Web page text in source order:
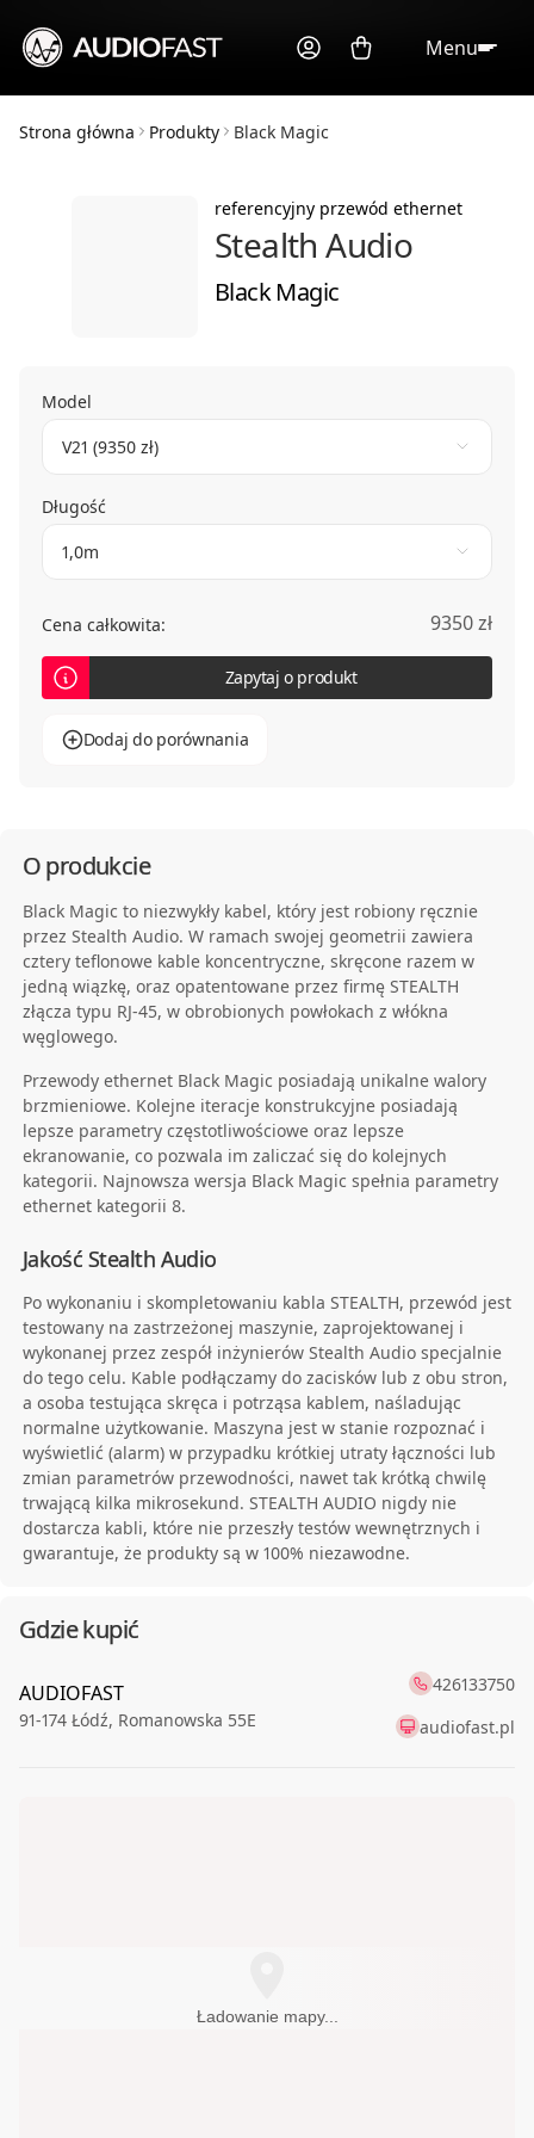
Menu
Strona główna Produkty Black Magic
referencyjny przewód ethernet
Stealth Audio
Black Magic
Model
V21 (9350 zł)
Długość
1,0m
Cena całkowita: 9350 zł
Zapytaj o produkt
Dodaj do porównania
O produkcie
Black Magic to niezwykły kabel, który jest robiony ręcznie
przez Stealth Audio. W ramach swojej geometrii zawiera
cztery teflonowe kable koncentryczne, skręcone razem w
jedną wiązkę, oraz opatentowane przez firmę STEALTH
złącza typu RJ-45, w obrobionych powłokach z włókna
węglowego.
Przewody ethernet Black Magic posiadają unikalne walory
brzmieniowe. Kolejne iteracje konstrukcyjne posiadają
lepsze parametry częstotliwościowe oraz lepsze
ekranowanie, co pozwala im zaliczać się do kolejnych
kategorii. Najnowsza wersja Black Magic spełnia parametry
ethernet kategorii 8.
Jakość Stealth Audio
Po wykonaniu i skompletowaniu kabla STEALTH, przewód jest
testowany na zastrzeżonej maszynie, zaprojektowanej i
wykonanej przez zespół inżynierów Stealth Audio specjalnie
do tego celu. Kable podłączamy do zacisków lub z obu stron,
a osoba testująca skręca i potrząsa kablem, naśladując
normalne użytkowanie. Maszyna jest w stanie rozpoznać i
wyświetlić (alarm) w przypadku krótkiej utraty łączności lub
zmian parametrów przewodności, nawet tak krótką chwilę
trwającą kilka mikrosekund. STEALTH AUDIO nigdy nie
dostarcza kabli, które nie przeszły testów wewnętrznych i
gwarantuje, że produkty są w 100% niezawodne.
Ładowanie mapy...
Gdzie kupić
AUDIOFAST
91-174 Łódź, Romanowska 55E
426133750
audiofast.pl